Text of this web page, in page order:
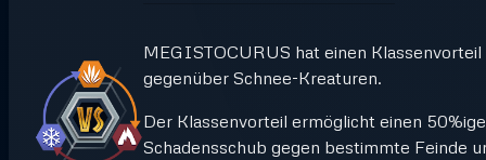
MEGISTOCURUS hat einen Klassenvorteil
gegenüber Schnee-Kreaturen.
Der Klassenvorteil ermöglicht einen
Schadensschub gegen bestimmte Feinde